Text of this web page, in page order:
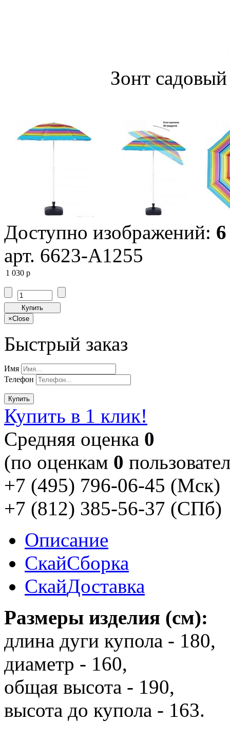
Зонт
Доступно изображений: 6
арт. 6623-A1255
1 030 p
Купить
×Close
Быстрый заказ
Имя
Телефон
Купить
Купить в 1 клик!
Cредняя оценка 0
(по оценкам 0
+7 (495) 796-06-45 (Мск)
+7 (812) 385-56-37 (СПб)
Описание
СкайСборка
СкайДоставка
Размеры изделия (см):
длина дуги купола - 180,
диаметр - 160,
общая высота - 190,
высота до купола - 163.